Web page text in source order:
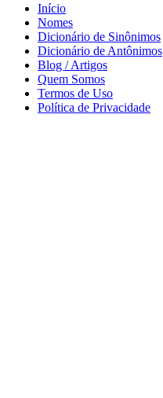
Início
Nomes
Dicionário de Sinônimos
Dicionário de Antônimos
Blog / Artigos
Quem Somos
Termos de Uso
Política de Privacidade